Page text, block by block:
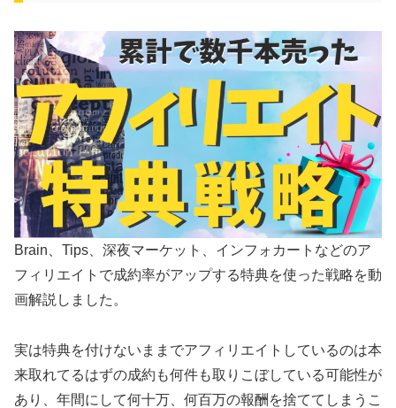
Brain、Tips、深夜マーケット、インフォカートなどのア
フィリエイトで成約率がアップする特典を使った戦略を動
画解説しました。
実は特典を付けないままでアフィリエイトしているのは本
来取れてるはずの成約も何件も取りこぼしている可能性が
あり、年間にして何十万、何百万の報酬を捨ててしまうこ